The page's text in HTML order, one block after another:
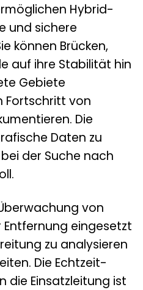
Hybrid-
und sichere
können Brücken,
auf ihre Stabilität hin
Gebiete
Fortschritt von
Die
Daten zu
der Suche nach
von
eingesetzt
zu analysieren
Die Echtzeit-
die Einsatzleitung ist